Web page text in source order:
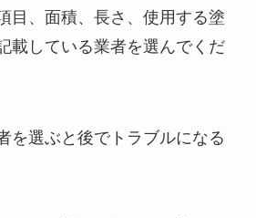
目、面積、長さ、使用する塗
載している業者を選んでくだ
を選ぶと後でトラブルになる